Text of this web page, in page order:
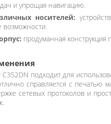
и упрощая навигацию.
носителей:
продуманная
подходит для
справляется с печатью
сетевых протоколов и